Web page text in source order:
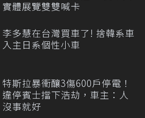
實體展覽雙雙喊卡
李多慧在台灣買車了! 捨韓系車
入主日系個性小車
特斯拉暴衝釀3傷600戶停電！
違停賓士擋下浩劫，車主：人
沒事就好